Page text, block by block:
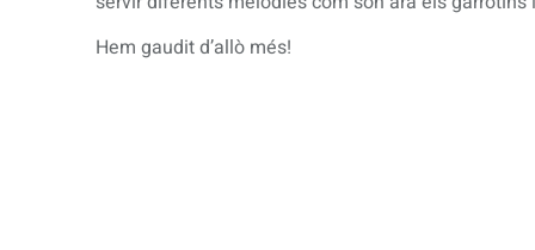
Hem gaudit d’allò més!